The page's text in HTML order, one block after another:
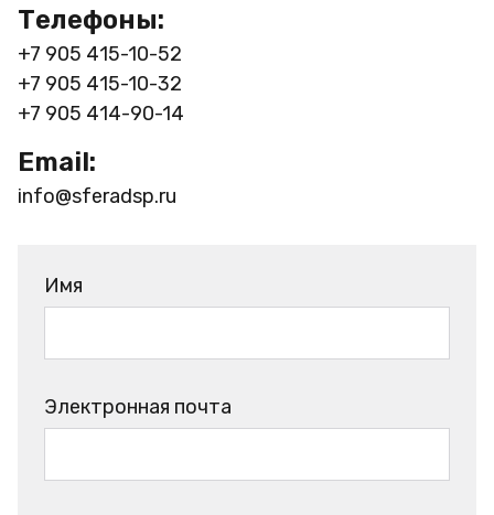
Телефоны:
+7 905 415-10-52
+7 905 415-10-32
+7 905 414-90-14
Email:
info@sferadsp.ru
Имя
Электронная почта